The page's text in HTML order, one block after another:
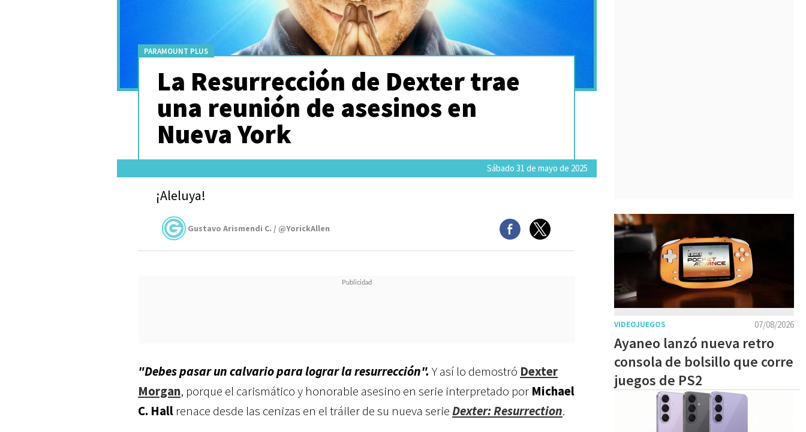
PARAMOUNT PLUS
La Resurrección de Dexter trae
una reunión de asesinos en
Nueva York
Sábado 31 de mayo de 2025
¡Aleluya!
Gustavo Arismendi C. / @YorickAllen
"Debes pasar un calvario para lograr la resurrección". Y así lo demostró Dexter
Morgan, porque el carismático y honorable asesino en serie interpretado por Michael
C. Hall renace desde las cenizas en el tráiler de su nueva serieDexter: Resurrection.
07/08/2026
VIDEOJUEGOS
Ayaneo lanzó nueva retro
consola de bolsillo que corre
juegos de PS2